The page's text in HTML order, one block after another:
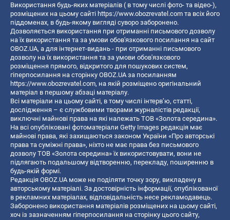
Використання будь-яких матеріалів ( в тому числі фото- та відео-),
розміщених на цьому сайті https://www.obozrevatel.com та всіх його
піддоменах, в будь-якому вигляді суворо заборонено.
Дозволяється використання при отриманні письмового дозволу
на їх використання та за умови обов'язкового посилання на сайт
OBOZ.UA, а для інтернет-видань - при отриманні письмового
дозволу на їх використання та за умови обов'язкового
розміщення прямого, відкритого для пошукових систем,
гіперпосилання на сторінку OBOZ.UA за посиланням
https://www.obozrevatel.com, на якій розміщено оригінальний
матеріал в першому абзаці матеріалу.
Всі матеріали на цьому сайті, в тому числі інтерв’ю, статті,
дослідження – є службовими творами журналістів редакції,
виключні майнові права на які належать ТОВ «Золота середина».
На всі опубліковані фотоматеріали Getty Images редакція має
майнові права, які захищаються законом України «Про авторські
права та суміжні права», ніхто не має права без письмового
дозволу ТОВ «Золота середина» їх використовувати, вони не
підлягають подальшому відтворенню, перекладу, поширенню в
будь-якій формі.
Редакція OBOZ.UA може не поділяти точку зору, викладену в
авторському матеріалі. За достовірність інформації, опублікованої
в рекламних матеріалах, відповідальність несе рекламодавець.
Заборонено використання матеріалів розміщених на цьому сайті,
хоч із зазначенням гіперпосилання на сторінку цього сайту,